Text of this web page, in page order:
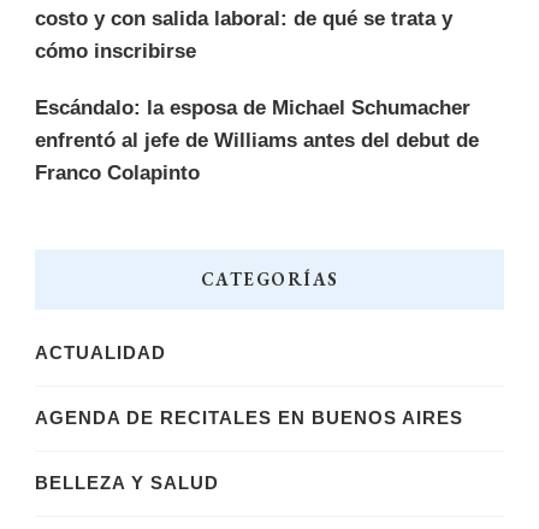
costo y con salida laboral: de qué se trata y
cómo inscribirse
Escándalo: la esposa de Michael Schumacher
enfrentó al jefe de Williams antes del debut de
Franco Colapinto
CATEGORÍAS
ACTUALIDAD
AGENDA DE RECITALES EN BUENOS AIRES
BELLEZA Y SALUD